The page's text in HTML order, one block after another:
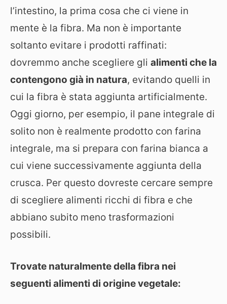
l’intestino, la prima cosa che ci viene in
mente è la fibra. Ma non è importante
soltanto evitare i prodotti raffinati:
dovremmo anche scegliere gli alimenti che la
contengono già in natura, evitando quelli in
cui la fibra è stata aggiunta artificialmente.
Oggi giorno, per esempio, il pane integrale di
solito non è realmente prodotto con farina
integrale, ma si prepara con farina bianca a
cui viene successivamente aggiunta della
crusca. Per questo dovreste cercare sempre
di scegliere alimenti ricchi di fibra e che
abbiano subito meno trasformazioni
possibili.
Trovate naturalmente della fibra nei
seguenti alimenti di origine vegetale: